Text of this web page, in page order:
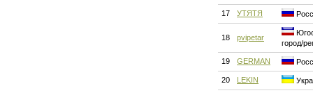
17 УТЯТЯ
18 pvipetar
город/
19 GERMAN
20 LEKIN